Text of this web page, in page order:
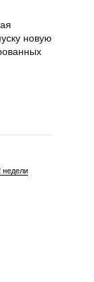
новую
недели